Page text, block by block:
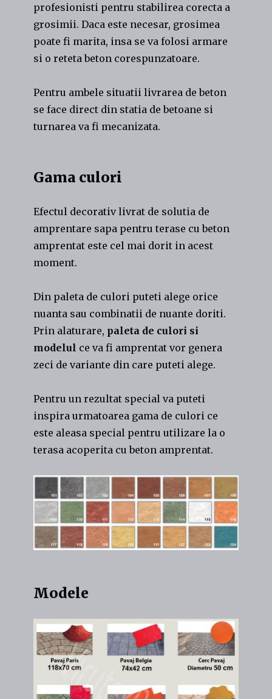
profesionisti pentru stabilirea corecta a
grosimii. Daca este necesar, grosimea
poate fi marita, insa se va folosi armare
si o reteta beton corespunzatoare.
Pentru ambele situatii livrarea de beton
se face direct din statia de betoane si
turnarea va fi mecanizata.
Gama culori
Efectul decorativ livrat de solutia de
amprentare sapa pentru terase cu beton
amprentat este cel mai dorit in acest
moment.
Din paleta de culori puteti alege orice
nuanta sau combinatii de nuante doriti.
Prin alaturare, paleta de culori si
modelul ce va fi amprentat vor genera
zeci de variante din care puteti alege.
Pentru un rezultat special va puteti
inspira urmatoarea gama de culori ce
este aleasa special pentru utilizare la o
terasa acoperita cu beton amprentat.
Modele